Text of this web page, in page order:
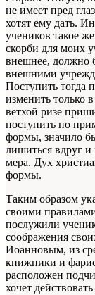
не имеет пред
хотят ему дать.
учеников такое
скорби для моих
внешнее, должно
внешними
Поступить тогда
изменить только
ветхой ризе
поступить по
формы, значило
лишиться вдруг и
мера. Дух
формы.
Таким образом
своими
послужили
соображения
Иоанновым, из
книжники и
расположен
хочет